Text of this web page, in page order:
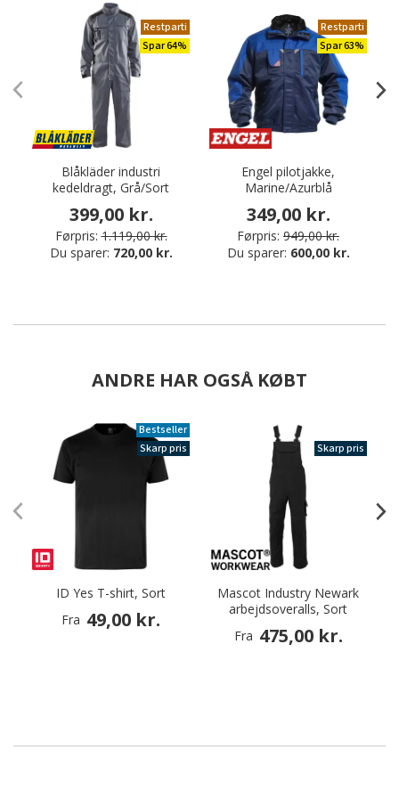
Restparti
Spar 64%
Blåkläder industri
kedeldragt, Grå/Sort
399,00 kr.
Førpris: 1.119,00 kr.
Du sparer: 720,00 kr.
Restparti
Spar 63%
Engel pilotjakke,
Marine/Azurblå
349,00 kr.
Førpris: 949,00 kr.
Du sparer: 600,00 kr.
ANDRE HAR OGSÅ KØBT
Bestseller
Skarp pris
ID Yes T-shirt, Sort
Fra 49,00 kr.
Skarp pris
Mascot Industry Newark
arbejdsoveralls, Sort
Fra 475,00 kr.